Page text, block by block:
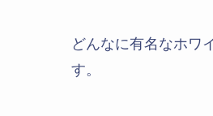
どんなに有名なホワ
す。